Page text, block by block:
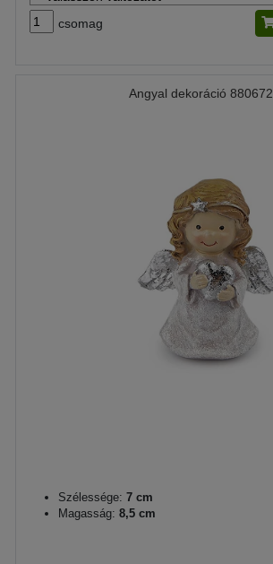
csomag
Angyal dekoráció 880672
Szélessége: 7 cm
Magasság: 8,5 cm